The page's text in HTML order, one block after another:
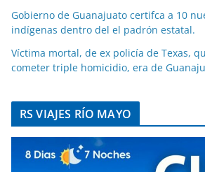
Gobierno de Guanajuato certifca a 10
indígenas dentro del el padrón estatal.
Víctima mortal, de ex policía de Texas,
cometer triple homicidio, era de
RS VIAJES RÍO MAYO